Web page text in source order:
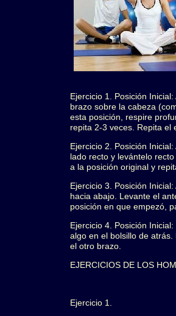
Ejercicio 1. Posición
brazo sobre la cabeza
esta posición, respire
repita 2-3 veces. Repita el
Ejercicio 2. Posición
lado recto y levántelo
a la posición original y
Ejercicio 3. Posición
hacia abajo. Levante el
posición en que empezó,
Ejercicio 4. Posición
algo en el bolsillo de
el otro brazo.
EJERCICIOS DE LOS
Ejercicio 1.